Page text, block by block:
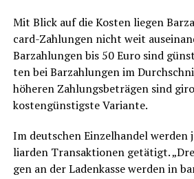
Mit Blick auf die Kos­ten lie­gen
card-Zah­lun­gen nicht weit
Bar­zah­lun­gen bis 50 Euro sind
ten bei Bar­zah­lun­gen im
höhe­ren Zah­lungs­be­trä­gen sind
kos­ten­güns­tigs­te Variante.
Im deut­schen Ein­zel­han­del
li­ar­den Trans­ak­tio­nen getä­tigt.
gen an der Laden­kas­se wer­den in